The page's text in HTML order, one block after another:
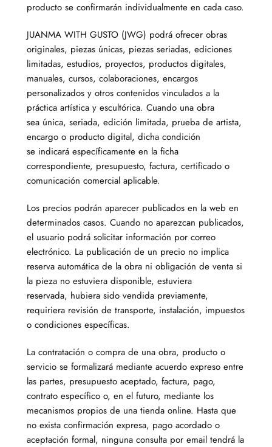
producto se confirmarán individualmente en cada caso.
JUANMA WITH GUSTO (JWG) podrá ofrecer obras
originales, piezas únicas, piezas seriadas, ediciones
limitadas, estudios, proyectos, productos digitales,
manuales, cursos, colaboraciones, encargos
personalizados y otros contenidos vinculados a la
práctica artística y escultórica. Cuando una obra
sea única, seriada, edición limitada, prueba de artista,
encargo o producto digital, dicha condición
se indicará específicamente en la ficha
correspondiente, presupuesto, factura, certificado o
comunicación comercial aplicable.
Los precios podrán aparecer publicados en la web en
determinados casos. Cuando no aparezcan publicados,
el usuario podrá solicitar información por correo
electrónico. La publicación de un precio no implica
reserva automática de la obra ni obligación de venta si
la pieza no estuviera disponible, estuviera
reservada, hubiera sido vendida previamente,
requiriera revisión de transporte, instalación, impuestos
o condiciones específicas.
La contratación o compra de una obra, producto o
servicio se formalizará mediante acuerdo expreso entre
las partes, presupuesto aceptado, factura, pago,
contrato específico o, en el futuro, mediante los
mecanismos propios de una tienda online. Hasta que
no exista confirmación expresa, pago acordado o
aceptación formal, ninguna consulta por email tendrá la